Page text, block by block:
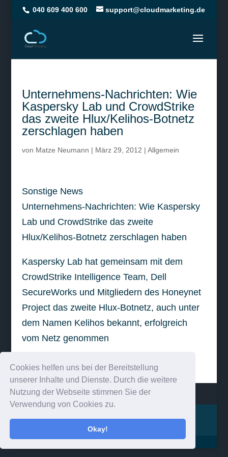
Cookies helfen uns bei der Bereitstellung
unserer Inhalte und Dienste. Durch die weitere
Nutzung der Webseite stimmen Sie der
Verwendung von Cookies zu.
Okay!
040 609 400 600 support@cloudmarketing.de
Unternehmens-Nachrichten: Wie
Kaspersky Lab und CrowdStrike
das zweite Hlux/Kelihos-Botnetz
zerschlagen haben
von Matze Neumann | März 29, 2012 | Allgemein
Sonstige News
Unternehmens-Nachrichten: Wie Kaspersky
Lab und CrowdStrike das zweite
Hlux/Kelihos-Botnetz zerschlagen haben
Kaspersky Lab hat gemeinsam mit dem
CrowdStrike Intelligence Team, Dell
SecureWorks und Mitgliedern des Honeynet
Project das zweite Hlux-Botnetz, auch unter
dem Namen Kelihos bekannt, erfolgreich
vom Netz genommen
weiterlesen
Impressum Kontakt